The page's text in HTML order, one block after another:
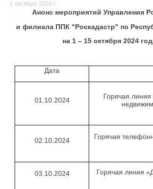
1 октября 2024 г.
Анонс мероприятий Управления
и филиала ППК "Роскадастр" по
на 1 – 15 октября 2024
Дата
01.10.2024
Горячая линия
02.10.2024
Горячая
03.10.2024 Горячая линия